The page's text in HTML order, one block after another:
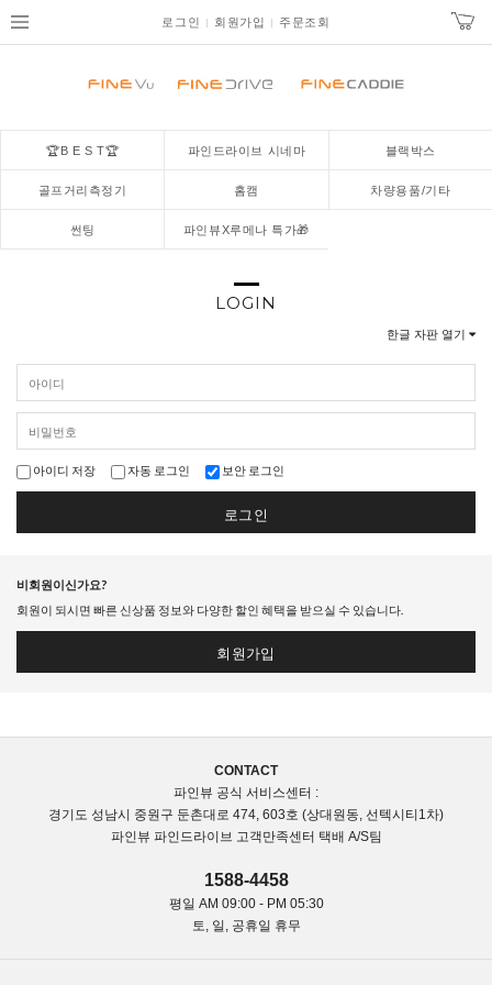
로그인 회원가입 주문조회
🏆B E S T🏆 파인드라이브 시네마 블랙박스
골프거리측정기 홈캠 차량용품/기타
썬팅 파인뷰X루메나 특가🎁
LOGIN
한글 자판 열기
아이디 저장 자동 로그인 보안 로그인
로그인
비회원이신가요?
회원이 되시면 빠른 신상품 정보와 다양한 할인 혜택을 받으실 수 있습니다.
회원가입
CONTACT
파인뷰 공식 서비스센터 :
경기도 성남시 중원구 둔촌대로 474, 603호 (상대원동, 선텍시티1차)
파인뷰 파인드라이브 고객만족센터 택배 A/S팀
1588-4458
평일 AM 09:00 - PM 05:30
토, 일, 공휴일 휴무